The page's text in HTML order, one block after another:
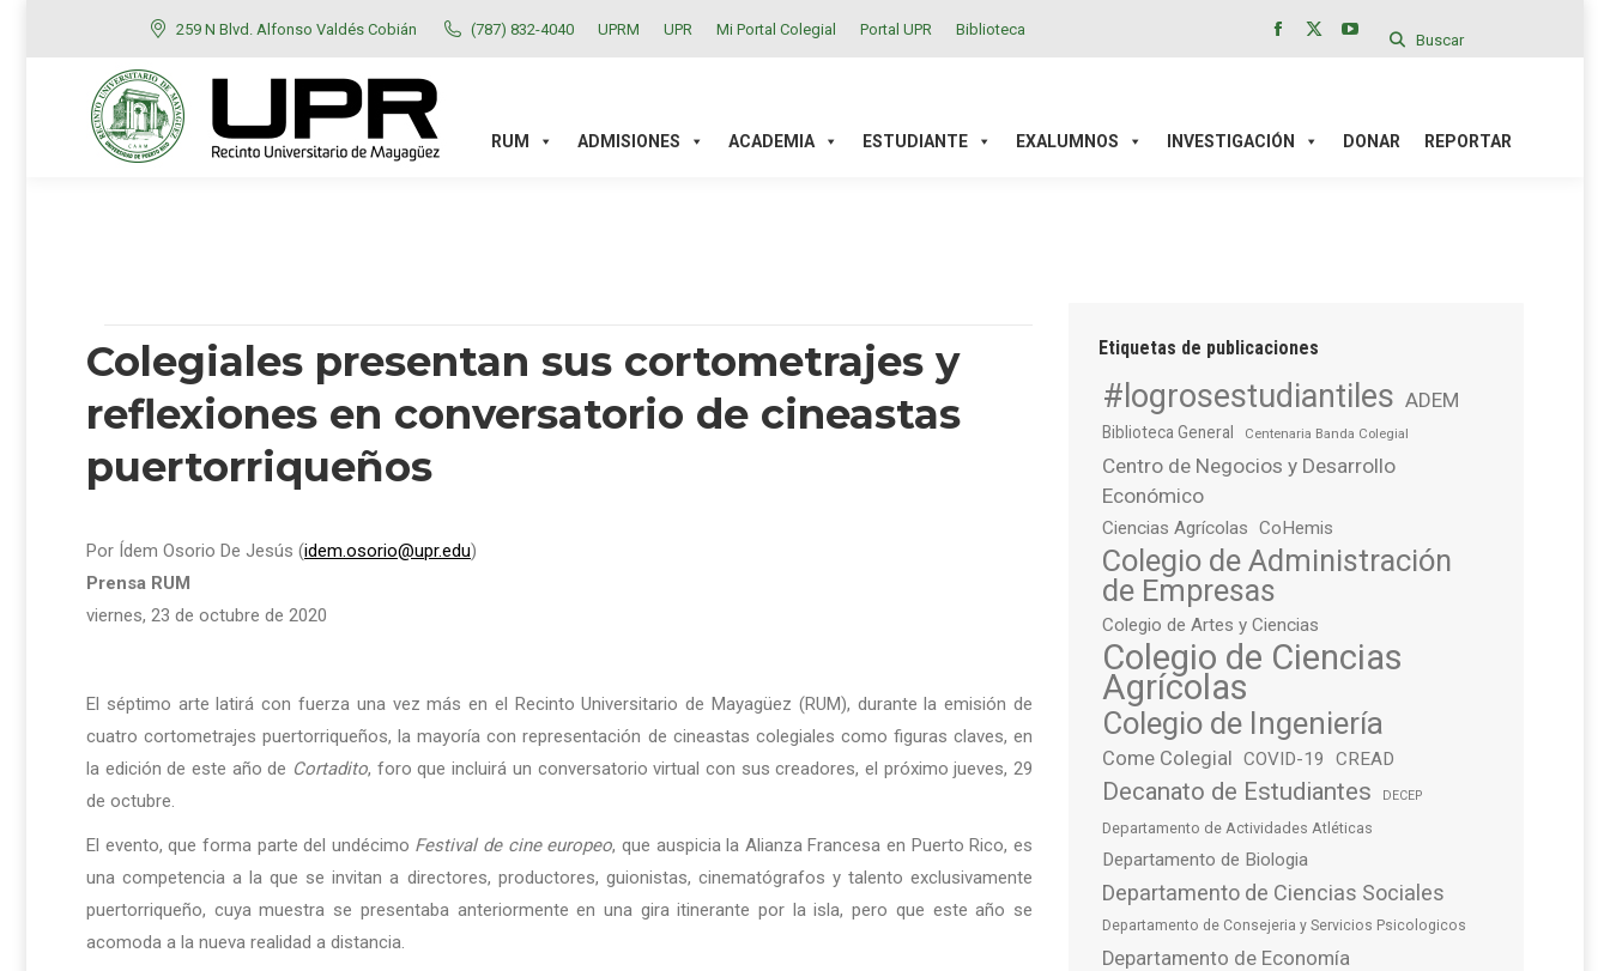
259 N Blvd. Alfonso Valdés Cobián (787) 832-4040 UPRM UPR Mi Portal Colegial Portal UPR Biblioteca
in
in
YouTube
in
Buscar
RUM ADMISIONES ACADEMIA ESTUDIANTE EXALUMNOS INVESTIGACIÓN DONAR REPORTAR
Colegiales presentan sus cortometrajes y
reflexiones en conversatorio de cineastas
puertorriqueños
Por Ídem Osorio De Jesús (idem.osorio@upr.edu)
Prensa RUM
viernes, 23 de octubre de 2020
El séptimo arte latirá con fuerza una vez más en el Recinto Universitario de Mayagüez (RUM), durante la emisión de
cuatro cortometrajes puertorriqueños, la mayoría con representación de cineastas colegiales como figuras claves, en
la edición de este año de Cortadito, foro que incluirá un conversatorio virtual con sus creadores, el próximo jueves, 29
de octubre.
El evento, que forma parte del undécimo Festival de cine europeo, que auspicia la Alianza Francesa en Puerto Rico, es
una competencia a la que se invitan a directores, productores, guionistas, cinematógrafos y talento exclusivamente
puertorriqueño, cuya muestra se presentaba anteriormente en una gira itinerante por la isla, pero que este año se
acomoda a la nueva realidad a distancia.
Etiquetas de publicaciones
#logrosestudiantiles ADEM
Biblioteca General Centenaria Banda Colegial
Centro de Negocios y Desarrollo
Económico
Ciencias Agrícolas CoHemis
Colegio de Administración
de Empresas
Colegio de Artes y Ciencias
Colegio de Ciencias
Agrícolas
Colegio de Ingeniería
Come Colegial COVID-19 CREAD
Decanato de Estudiantes DECEP
Departamento de Actividades Atléticas
Departamento de Biologia
Departamento de Ciencias Sociales
Departamento de Consejeria y Servicios Psicologicos
Departamento de Economía
RUM ADMISIONES